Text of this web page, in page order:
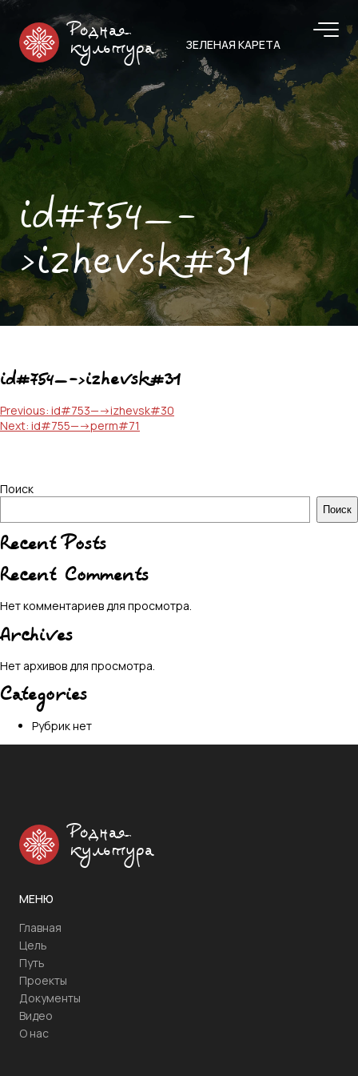
Родная
культура
ЗЕЛЕНАЯ КАРЕТА
id#754—-
>izhevsk#31
id#754—->izhevsk#31
Навигация
по
Previous: id#753—->izhevsk#30
Next: id#755—->perm#71
Поиск
Поиск
Recent Posts
Recent Comments
Нет комментариев для просмотра.
Archives
Нет архивов для просмотра.
Categories
Рубрик нет
Родная
культура
МЕНЮ
Главная
Цель
Путь
Проекты
Документы
Видео
О нас